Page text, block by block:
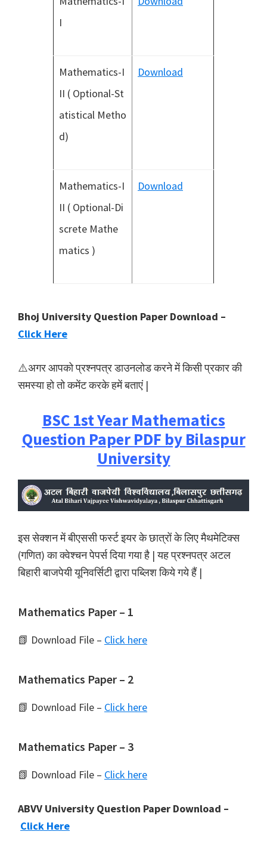
I
Mathematics-I
II ( Optional-St
atistical Metho
d)
Download
Mathematics-I
II ( Optional-Di
screte Mathe
matics )
Download
Bhoj University Question Paper Download –
Click Here
⚠️अगर आपको प्रश्नपत्र डाउनलोड करने में किसी प्रकार की
समस्या हो तो कमेंट करके हमें बताएं |
BSC 1st Year Mathematics
Question Paper PDF by Bilaspur
University
इस सेक्शन में बीएससी फर्स्ट इयर के छात्रों के लिए मैथमेटिक्स
(गणित) का क्वेश्चन पेपर्स दिया गया है | यह प्रश्नपत्र अटल
बिहारी बाजपेयी यूनिवर्सिटी द्वारा पब्लिश किये गये हैं |
Mathematics Paper – 1
📗 Download File – Click here
Mathematics Paper – 2
📗 Download File – Click here
Mathematics Paper – 3
📗 Download File – Click here
ABVV University Question Paper Download –
Click Here